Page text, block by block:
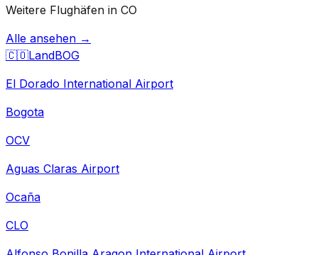
Weitere Flughäfen in CO
Alle ansehen →
🇨🇴LandBOG
El Dorado International Airport
Bogota
OCV
Aguas Claras Airport
Ocaña
CLO